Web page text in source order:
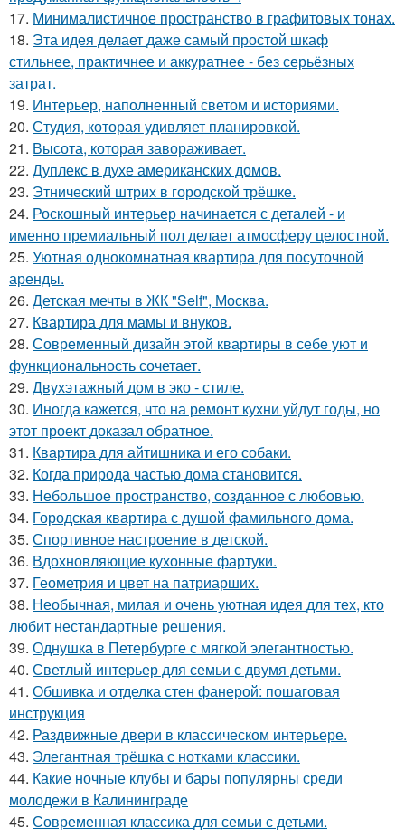
17. Минималистичное пространство в графитовых тонах.
18. Эта идея делает даже самый простой шкаф
стильнее, практичнее и аккуратнее - без серьёзных
затрат.
19. Интерьер, наполненный светом и историями.
20. Студия, которая удивляет планировкой.
21. Высота, которая завораживает.
22. Дуплекс в духе американских домов.
23. Этнический штрих в городской трёшке.
24. Роскошный интерьер начинается с деталей - и
именно премиальный пол делает атмосферу целостной.
25. Уютная однокомнатная квартира для посуточной
аренды.
26. Детская мечты в ЖК "Self", Москва.
27. Квартира для мамы и внуков.
28. Современный дизайн этой квартиры в себе уют и
функциональность сочетает.
29. Двухэтажный дом в эко - стиле.
30. Иногда кажется, что на ремонт кухни уйдут годы, но
этот проект доказал обратное.
31. Квартира для айтишника и его собаки.
32. Когда природа частью дома становится.
33. Небольшое пространство, созданное с любовью.
34. Городская квартира с душой фамильного дома.
35. Спортивное настроение в детской.
36. Вдохновляющие кухонные фартуки.
37. Геометрия и цвет на патриарших.
38. Необычная, милая и очень уютная идея для тех, кто
любит нестандартные решения.
39. Однушка в Петербурге с мягкой элегантностью.
40. Светлый интерьер для семьи с двумя детьми.
41. Обшивка и отделка стен фанерой: пошаговая
инструкция
42. Раздвижные двери в классическом интерьере.
43. Элегантная трёшка с нотками классики.
44. Какие ночные клубы и бары популярны среди
молодежи в Калининграде
45. Современная классика для семьи с детьми.